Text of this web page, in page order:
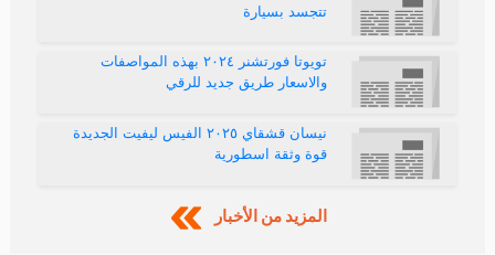
تتجسد بسيارة
تويوتا فورتشنر ٢٠٢٤ بهذه المواصفات
والاسعار طريق جديد للرقي
نيسان قشقاي ٢٠٢٥ الفيس ليفيت الجديدة
قوة وثقة اسطورية
المزيد من الأخبار